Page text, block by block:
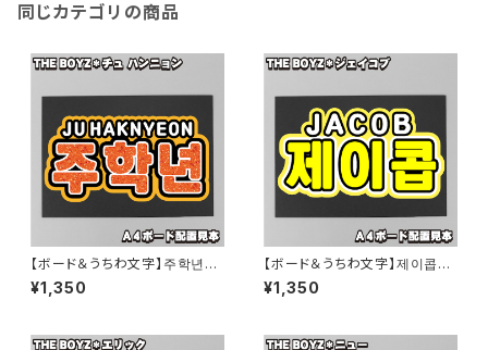
同じカテゴリの商品
【ボード＆うちわ文字】주학년・
チュ ハンニョン③ 即納 【THE B
OYZ】
¥1,350
【ボード＆うちわ文字】제이콥・
ジェイコブ③JACOB 即納 【TH
E BOYZ】
¥1,350